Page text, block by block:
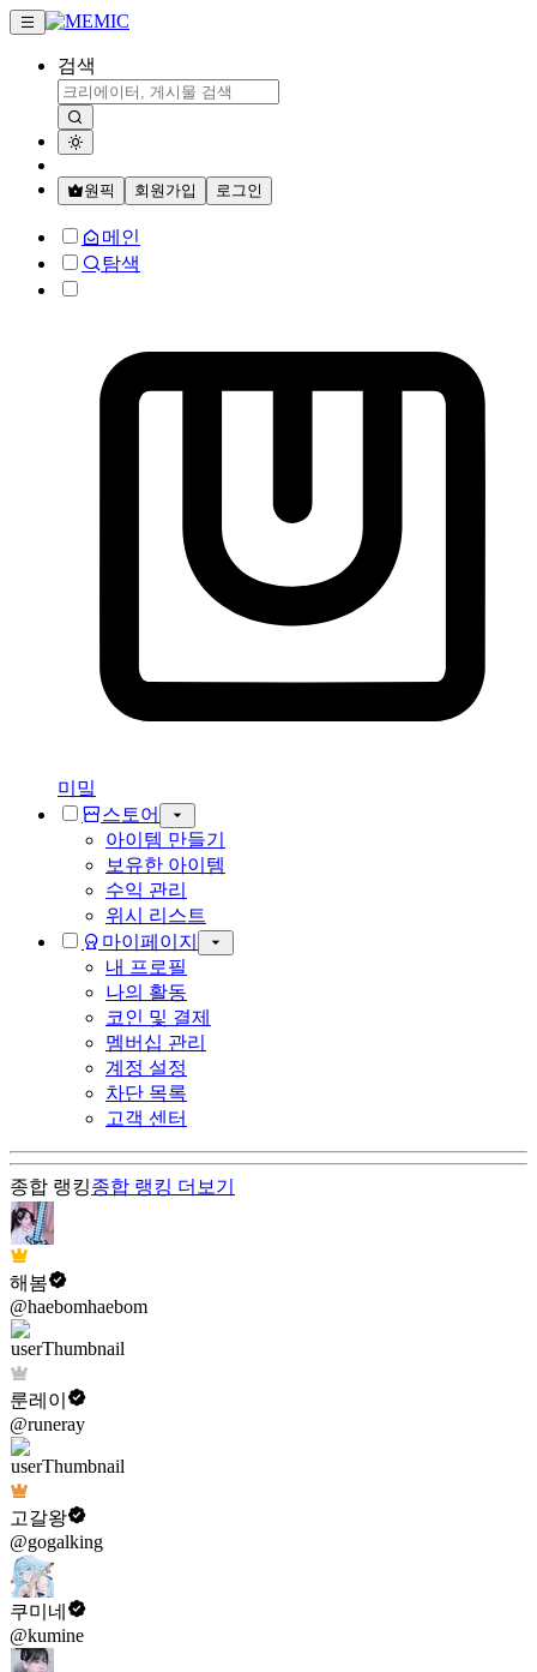
검색
원픽 회원가입 로그인
메인
탐색
미밐
스토어
아이템 만들기
보유한 아이템
수익 관리
위시 리스트
마이페이지
내 프로필
나의 활동
코인 및 결제
멤버십 관리
계정 설정
차단 목록
고객 센터
종합 랭킹종합 랭킹 더보기
해봄
@haebomhaebom
룬레이
@runeray
고갈왕
@gogalking
쿠미네
@kumine